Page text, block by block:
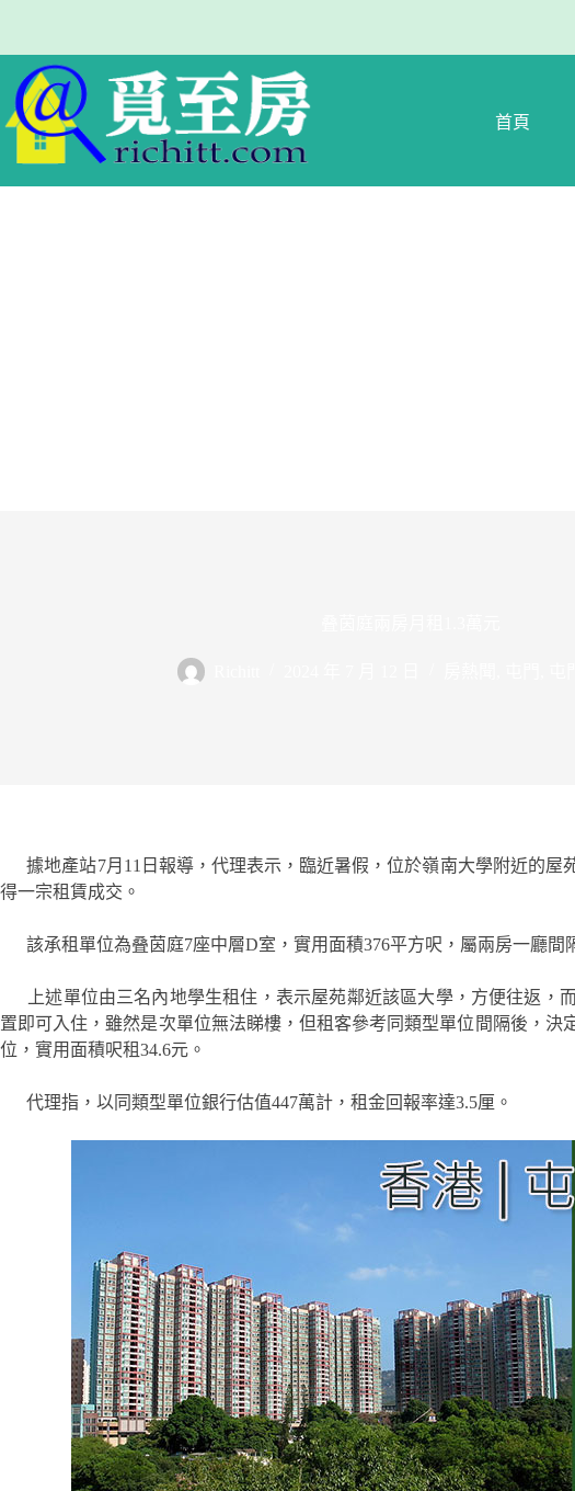
首頁
據地產站7月11日報導，代理表示，臨近暑假，位於嶺南大學附近的屋
得一宗租賃成交。
該承租單位為叠茵庭7座中層D室，實用面積376平方呎，屬兩房一廳間
上述單位由三名內地學生租住，表示屋苑鄰近該區大學，方便往返，
置即可入住，雖然是次單位無法睇樓，但租客參考同類型單位間隔後，決
位，實用面積呎租34.6元。
代理指，以同類型單位銀行估值447萬計，租金回報率達3.5厘。